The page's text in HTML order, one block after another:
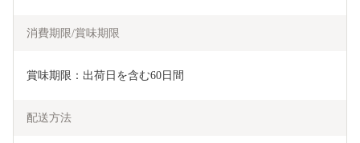
消費期限/賞味期限
賞味期限：出荷日を含む60日間
配送方法